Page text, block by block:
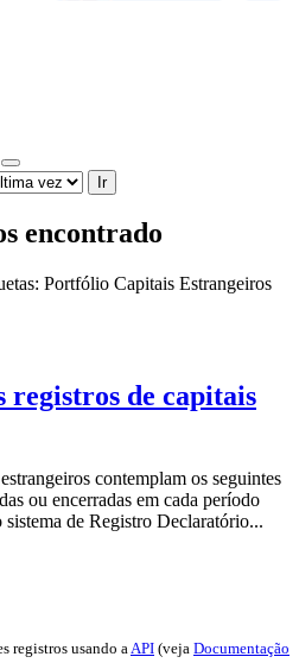
Ir
encontrado
Portfólio Capitais Estrangeiros
registros de capitais
contemplam os seguintes
ou encerradas em cada período
sistema de Registro Declaratório...
registros usando aAPI (veja Documentação